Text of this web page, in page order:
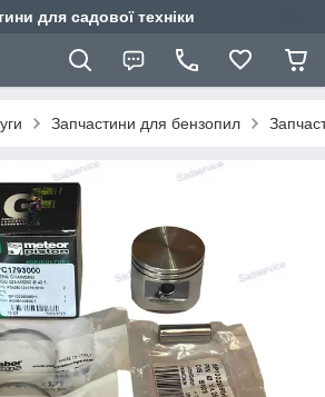
для садової техніки
Запчастини для бензопил